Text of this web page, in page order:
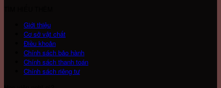
Giới thiệu
Cơ sở vật chất
Điều khoản
Chính sách bảo hành
Chính sách thanh toán
Chính sách riêng tư